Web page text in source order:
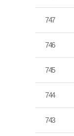
747
746
745
744
743